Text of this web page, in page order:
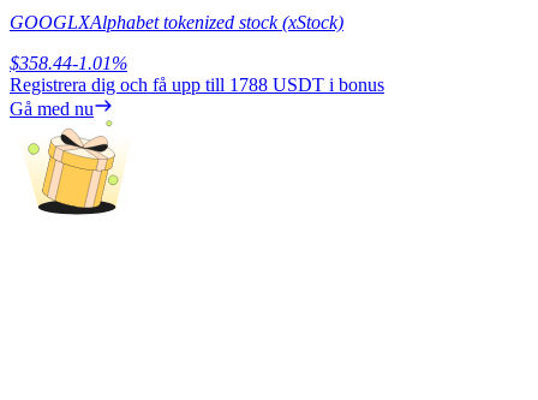
BTR-låsningar
GOOGLXAlphabet tokenized stock (xStock)
$358.44-1.01%
Registrera dig och få upp till 1788 USDT i bonus
Gå med nu